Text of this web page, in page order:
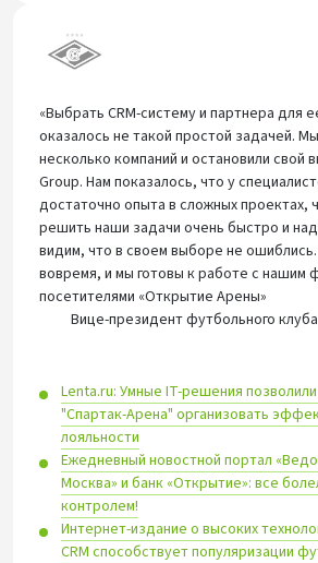
«Выбрать CRM-систему и партнера для
оказалось не такой простой задачей.
несколько компаний и остановили свой
Group. Нам показалось, что у
достаточно опыта в сложных проектах,
решить наши задачи очень быстро и
видим, что в своем выборе не
вовремя, и мы готовы к работе с нашим
посетителями «Открытие Арены»
Вице-президент футбольного
Lenta.ru: Умные IT-решения
"Спартак-Арена" организовать
лояльности
Ежедневный новостной портал
Москва» и банк «Открытие»: все
контролем!
Интернет-издание о высоких
CRM способствует популяризации